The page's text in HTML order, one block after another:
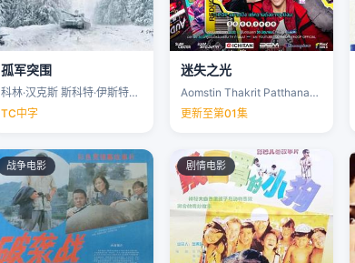
孤军突围
科林·汉克斯 斯科特·伊斯特伍德 安洁纽·艾莉丝-泰勒 泰勒·约翰·史密斯 …
TC中字
迷失之光
Aomstin Thakrit Patthanaworakit
更新至第01集
战争电影 剧情电影